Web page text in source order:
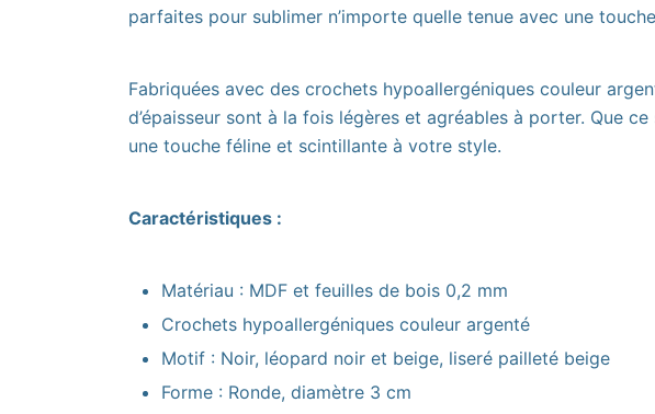
parfaites pour sublimer n’importe quelle tenue avec une
Fabriquées avec des crochets hypoallergéniques couleur
d’épaisseur sont à la fois légères et agréables à porter. Que
une touche féline et scintillante à votre style.
Caractéristiques :
Matériau : MDF et feuilles de bois 0,2 mm
Crochets hypoallergéniques couleur argenté
Motif : Noir, léopard noir et beige, liseré pailleté beige
Forme : Ronde, diamètre 3 cm